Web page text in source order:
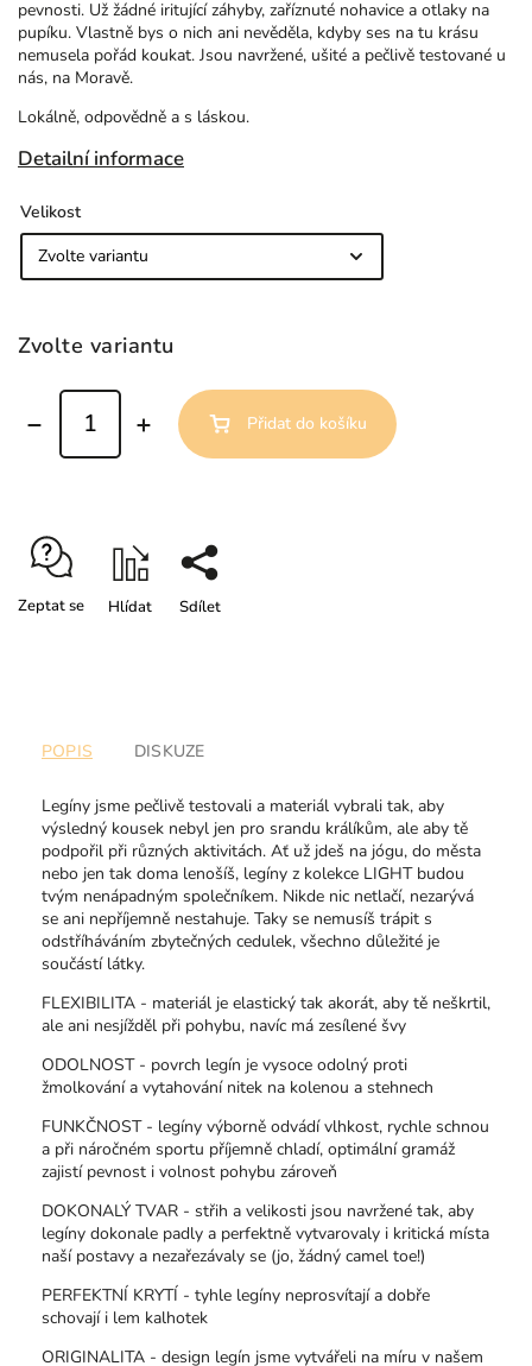
pevnosti. Už žádné iritující záhyby, zaříznuté nohavice a otlaky na
pupíku. Vlastně bys o nich ani nevěděla, kdyby ses na tu krásu
nemusela pořád koukat. Jsou navržené, ušité a pečlivě testované u
nás, na Moravě.
Lokálně, odpovědně a s láskou.
Detailní informace
Velikost
Zvolte variantu
Přidat do košíku
Zeptat se Hlídat Sdílet
POPIS DISKUZE
Legíny jsme pečlivě testovali a materiál vybrali tak, aby
výsledný kousek nebyl jen pro srandu králíkům, ale aby tě
podpořil při různých aktivitách. Ať už jdeš na jógu, do města
nebo jen tak doma lenošíš, legíny z kolekce LIGHT budou
tvým nenápadným společníkem. Nikde nic netlačí, nezarývá
se ani nepříjemně nestahuje. Taky se nemusíš trápit s
odstříháváním zbytečných cedulek, všechno důležité je
součástí látky.
FLEXIBILITA - materiál je elastický tak akorát, aby tě neškrtil,
ale ani nesjížděl při pohybu, navíc má zesílené švy
ODOLNOST - povrch legín je vysoce odolný proti
žmolkování a vytahování nitek na kolenou a stehnech
FUNKČNOST - legíny výborně odvádí vlhkost, rychle schnou
a při náročném sportu příjemně chladí, optimální gramáž
zajistí pevnost i volnost pohybu zároveň
DOKONALÝ TVAR - střih a velikosti jsou navržené tak, aby
legíny dokonale padly a perfektně vytvarovaly i kritická místa
naší postavy a nezařezávaly se (jo, žádný camel toe!)
PERFEKTNÍ KRYTÍ - tyhle legíny neprosvítají a dobře
schovají i lem kalhotek
ORIGINALITA - design legín jsme vytvářeli na míru v našem